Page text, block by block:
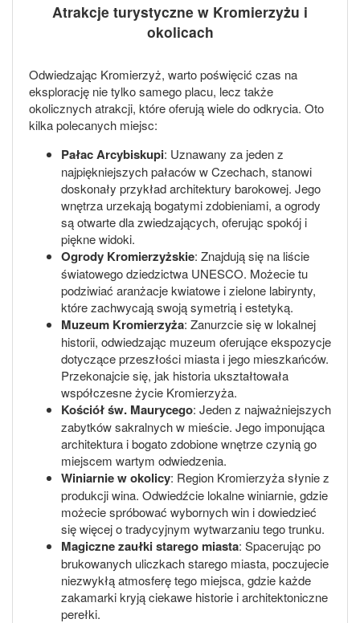
Atrakcje turystyczne w Kromierzyżu i
okolicach
Odwiedzając Kromierzyż, warto poświęcić czas na
eksplorację nie tylko samego placu, lecz także
okolicznych atrakcji, które oferują wiele do odkrycia. Oto
kilka polecanych miejsc:
Pałac Arcybiskupi: Uznawany za jeden z
najpiękniejszych pałaców w Czechach, stanowi
doskonały przykład architektury barokowej. Jego
wnętrza urzekają bogatymi zdobieniami, a ogrody
są otwarte dla zwiedzających, oferując spokój i
piękne widoki.
Ogrody Kromierzyżskie: Znajdują się na liście
światowego dziedzictwa UNESCO. Możecie tu
podziwiać aranżacje kwiatowe i zielone labirynty,
które zachwycają swoją symetrią i estetyką.
Muzeum Kromierzyża: Zanurzcie się w lokalnej
historii, odwiedzając muzeum oferujące ekspozycje
dotyczące przeszłości miasta i jego mieszkańców.
Przekonajcie się, jak historia ukształtowała
współczesne życie Kromierzyża.
Kościół św. Maurycego: Jeden z najważniejszych
zabytków sakralnych w mieście. Jego imponująca
architektura i bogato zdobione wnętrze czynią go
miejscem wartym odwiedzenia.
Winiarnie w okolicy: Region Kromierzyża słynie z
produkcji wina. Odwiedźcie lokalne winiarnie, gdzie
możecie spróbować wybornych win i dowiedzieć
się więcej o tradycyjnym wytwarzaniu tego trunku.
Magiczne zaułki starego miasta: Spacerując po
brukowanych uliczkach starego miasta, poczujecie
niezwykłą atmosferę tego miejsca, gdzie każde
zakamarki kryją ciekawe historie i architektoniczne
perełki.